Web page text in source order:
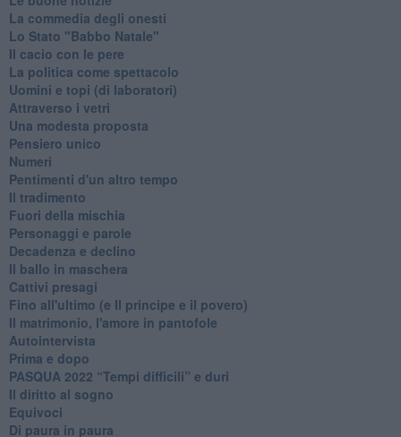
La commedia degli onesti
Lo Stato "Babbo Natale"
Il cacio con le pere
La politica come spettacolo
Uomini e topi (di laboratori)
Attraverso i vetri
Una modesta proposta
Pensiero unico
Numeri
Pentimenti d'un altro tempo
Il tradimento
Fuori della mischia
Personaggi e parole
Decadenza e declino
Il ballo in maschera
Cattivi presagi
Fino all'ultimo (e Il principe e il povero)
Il matrimonio, l'amore in pantofole
Autointervista
Prima e dopo
​PASQUA 2022 “Tempi difficili” e duri
Il diritto al sogno
Equivoci
Di paura in paura